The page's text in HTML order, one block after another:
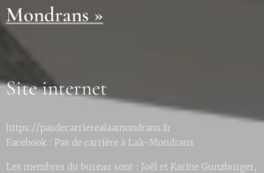
Mondrans »
Site internet
https://pasdecarrierealaamondrans.fr
Facebook : Pas de carrière à Laà-Mondrans
Les membres du bureau sont : Joël et Karine Gunzburger,